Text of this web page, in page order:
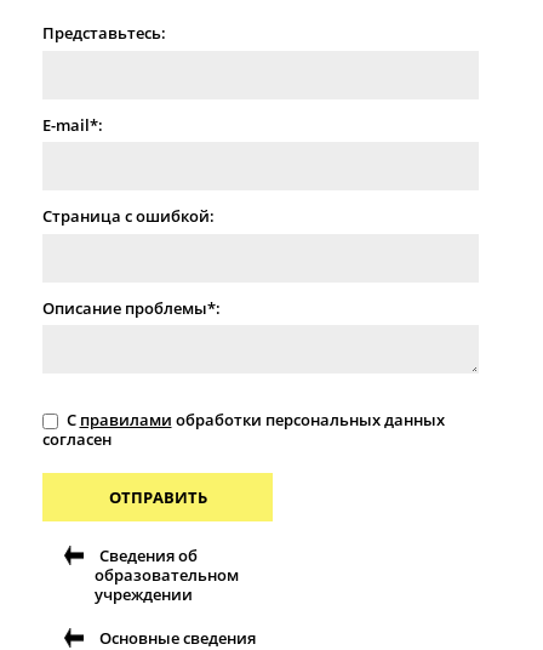
Представьтесь:
E-mail*:
Страница с ошибкой:
Описание проблемы*:
С правилами обработки персональных данных
согласен
ОТПРАВИТЬ
Сведения об
образовательном
учреждении
Основные сведения